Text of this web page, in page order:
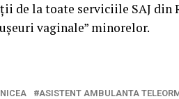
de la toate serviciile SAJ din
vaginale” minorelor.
ASISTENT AMBULANTA